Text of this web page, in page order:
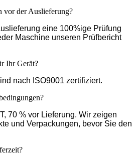
vor der Auslieferung?
eine 100%ige Prüfung
Maschine unseren Prüfbericht
Ihr Gerät?
nach ISO9001 zertifiziert.
70 % vor Lieferung. Wir zeigen
und Verpackungen, bevor Sie den